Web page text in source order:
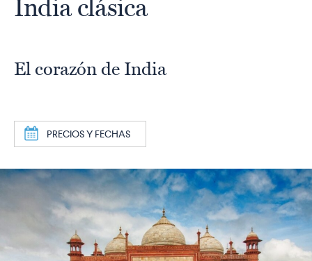
India clásica
El corazón de India
a PRECIOS Y FECHAS